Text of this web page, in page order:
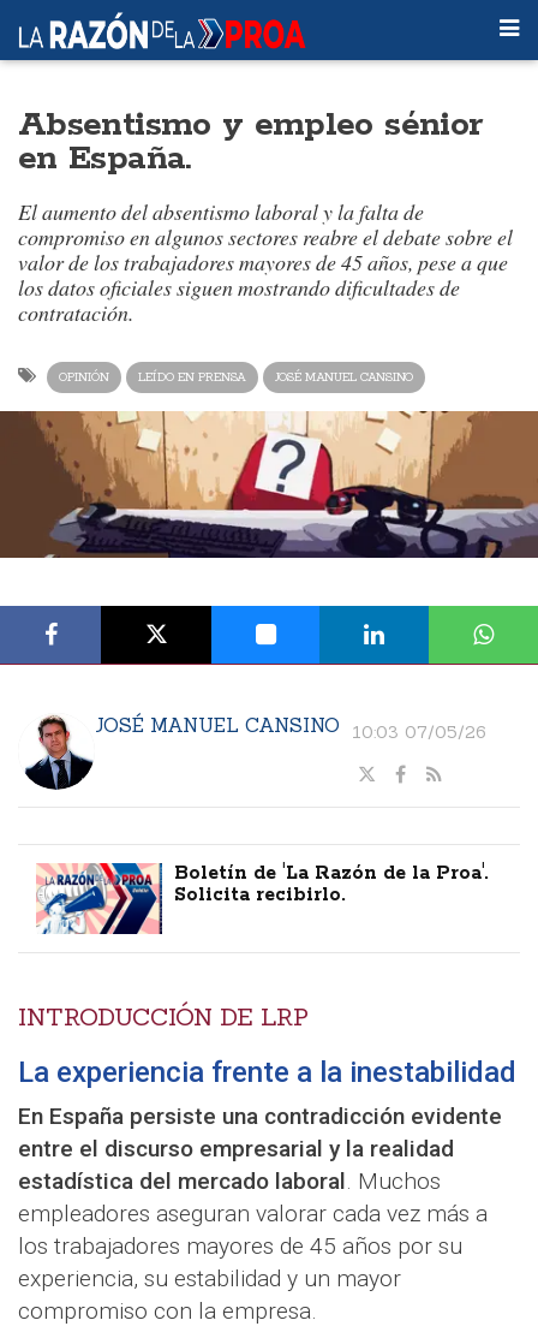
Absentismo y empleo sénior
en España.
El aumento del absentismo laboral y la falta de
compromiso en algunos sectores reabre el debate sobre el
valor de los trabajadores mayores de 45 años, pese a que
los datos oficiales siguen mostrando dificultades de
contratación.
OPINIÓN LEÍDO EN PRENSA JOSÉ MANUEL CANSINO
JOSÉ MANUEL CANSINO 10:03 07/05/26
Boletín de 'La Razón de la Proa'.
Solicita recibirlo.
INTRODUCCIÓN DE LRP
La experiencia frente a la inestabilidad
En España persiste una contradicción evidente
entre el discurso empresarial y la realidad
estadística del mercado laboral. Muchos
empleadores aseguran valorar cada vez más a
los trabajadores mayores de 45 años por su
experiencia, su estabilidad y un mayor
compromiso con la empresa.